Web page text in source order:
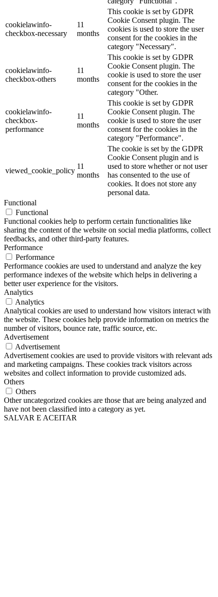
cookielawinfo-
checkbox-necessary
11
months
This cookie is set by GDPR
Cookie Consent plugin. The
cookies is used to store the user
consent for the cookies in the
category "Necessary".
cookielawinfo-
checkbox-others
11
months
This cookie is set by GDPR
Cookie Consent plugin. The
cookie is used to store the user
consent for the cookies in the
category "Other.
cookielawinfo-
checkbox-
performance
11
months
This cookie is set by GDPR
Cookie Consent plugin. The
cookie is used to store the user
consent for the cookies in the
category "Performance".
viewed_cookie_policy
11
months
The cookie is set by the GDPR
Cookie Consent plugin and is
used to store whether or not user
has consented to the use of
cookies. It does not store any
personal data.
Functional
Functional
Functional cookies help to perform certain functionalities like
sharing the content of the website on social media platforms, collect
feedbacks, and other third-party features.
Performance
Performance
Performance cookies are used to understand and analyze the key
performance indexes of the website which helps in delivering a
better user experience for the visitors.
Analytics
Analytics
Analytical cookies are used to understand how visitors interact with
the website. These cookies help provide information on metrics the
number of visitors, bounce rate, traffic source, etc.
Advertisement
Advertisement
Advertisement cookies are used to provide visitors with relevant ads
and marketing campaigns. These cookies track visitors across
websites and collect information to provide customized ads.
Others
Others
Other uncategorized cookies are those that are being analyzed and
have not been classified into a category as yet.
SALVAR E ACEITAR